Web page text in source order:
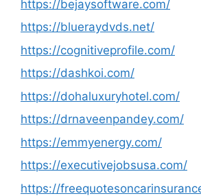
https://bejaysoftware.com/
https://blueraydvds.net/
https://cognitiveprofile.com/
https://dashkoi.com/
https://dohaluxuryhotel.com/
https://drnaveenpandey.com/
https://emmyenergy.com/
https://executivejobsusa.com/
https://